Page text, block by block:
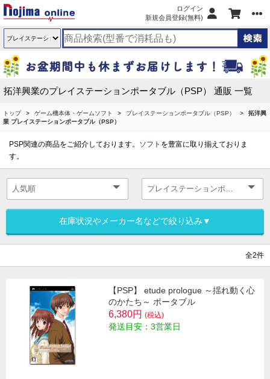
ログイン
新規会員登録(無料)
拓洋興業のプレイステーションポータブル（PSP） 通販 一覧
トップ ゲーム機本体・ゲームソフト プレイステーションポータブル（PSP）
拓洋興
業 プレイステーションポータブル（PSP）
PSP関連の商品をご紹介しております。 ソフト を豊富に取り揃えておりま
す。
在庫状況やメーカー名などで絞り込み▼
全2件
【PSP】 etude prologue ～揺れ動く心
のかたち～ ポータブル
6,380円 (税込)
発送目安：3営業日